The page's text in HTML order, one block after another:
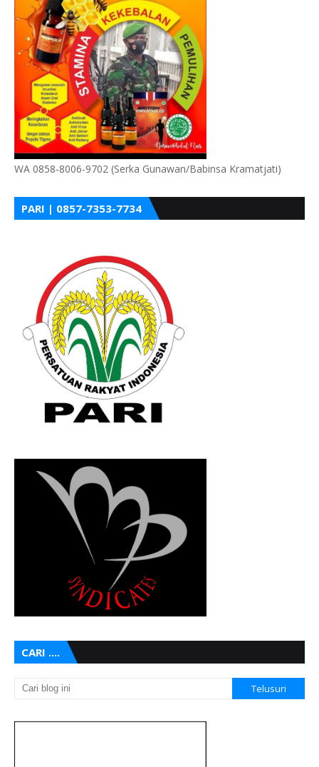
WA 0858-8006-9702 (Serka Gunawan/Babinsa Kramatjati)
PARI | 0857-7353-7734
CARI ....